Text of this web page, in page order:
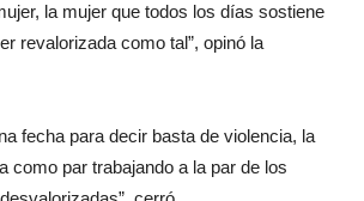
la mujer que todos los días sostiene
revalorizada como tal”, opinó la
fecha para decir basta de violencia, la
como par trabajando a la par de los